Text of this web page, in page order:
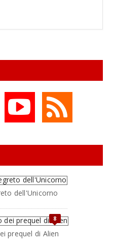
dell'Unicorno
8
prequel di Alien